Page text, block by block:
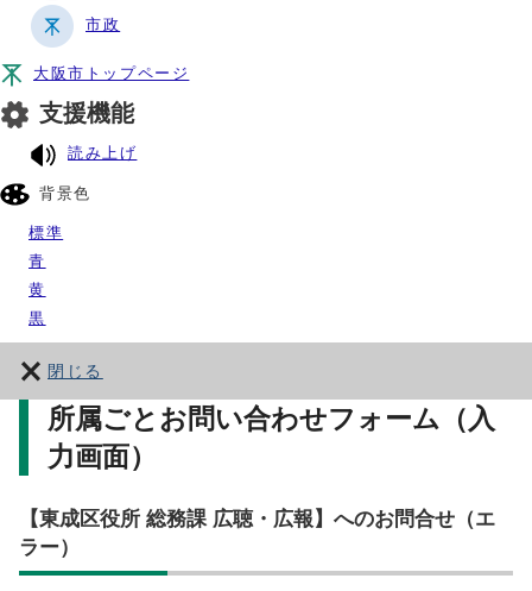
市政
大阪市トップページ
支援機能
読み上げ
背景色
標準
青
黄
黒
閉じる
所属ごとお問い合わせフォーム（入
力画面）
【東成区役所 総務課 広聴・広報】へのお問合せ（エ
ラー）